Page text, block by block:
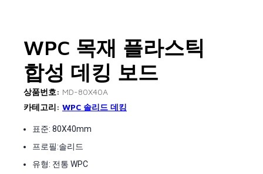
WPC 목재 플라스틱
합성 데킹 보드
상품번호: MD-80X40A
카테고리: WPC 솔리드 데킹
표준: 80X40mm
프로필:솔리드
유형: 전통 WPC